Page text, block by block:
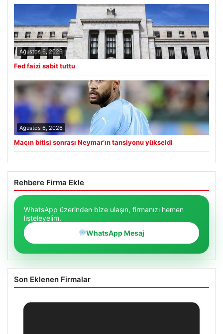
Ağustos 6, 2026
Fed faizi sabit tuttu
Ağustos 6, 2026
Maçın bitişi sonrası Neymar’ın tansiyonu yükseldi
Rehbere Firma Ekle
WhatsApp üzerinden bize ulaşın, firmanızı hemen
listeleyelim.
WhatsApp Mesaj
Son Eklenen Firmalar